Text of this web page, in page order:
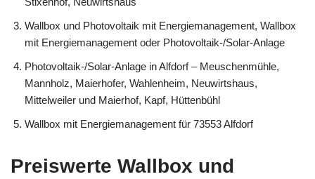
Wallbox und Photovoltaik mit Energiemanagement, Wallbox
mit Energiemanagement oder Photovoltaik-/Solar-Anlage
Photovoltaik-/Solar-Anlage in Alfdorf – Meuschenmühle,
Mannholz, Maierhofer, Wahlenheim, Neuwirtshaus,
Mittelweiler und Maierhof, Kapf, Hüttenbühl
Wallbox mit Energiemanagement für 73553 Alfdorf
Preiswerte Wallbox und